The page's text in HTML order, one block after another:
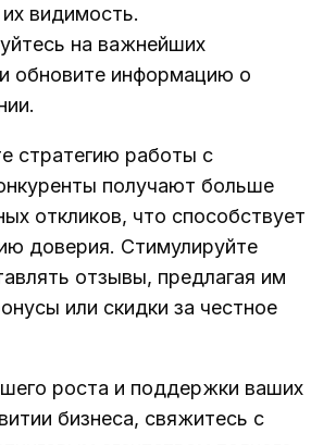
видимость.
на важнейших
обновите информацию о
стратегию работы с
получают больше
откликов, что способствует
доверия. Стимулируйте
отзывы, предлагая им
или скидки за честное
роста и поддержки ваших
бизнеса, свяжитесь с